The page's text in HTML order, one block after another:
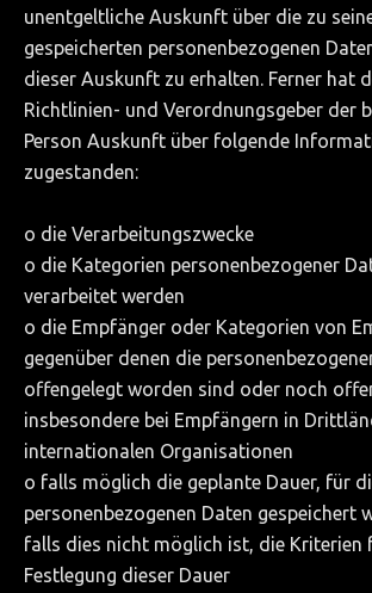
unentgeltliche Auskunft über die zu
gespeicherten personenbezogenen
dieser Auskunft zu erhalten. Ferner hat
Richtlinien- und Verordnungsgeber der
Person Auskunft über folgende
zugestanden:
o die Verarbeitungszwecke
o die Kategorien personenbezogener
verarbeitet werden
o die Empfänger oder Kategorien von
gegenüber denen die
offengelegt worden sind oder noch
insbesondere bei Empfängern in
internationalen Organisationen
o falls möglich die geplante Dauer, für
personenbezogenen Daten gespeichert
falls dies nicht möglich ist, die Kriterien
Festlegung dieser Dauer